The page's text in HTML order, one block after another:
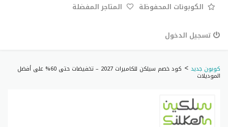
الكوبونات المحفوظة المتاجر المفضلة
تسجيل الدخول
كوبون جديد > كود خصم سيلكن للكاميرات 2027 – تخفيضات حتى 60% على أفضل
الموديلات